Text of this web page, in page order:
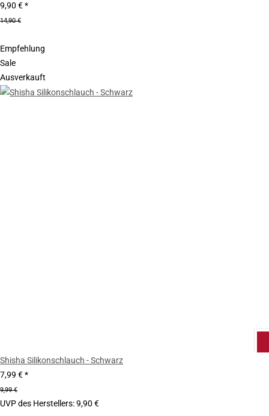
9,90 €*
14,90 €
Empfehlung
Sale
Ausverkauft
Shisha Silikonschlauch - Schwarz
7,99 €*
9,99 €
UVP des Herstellers:9,90 €